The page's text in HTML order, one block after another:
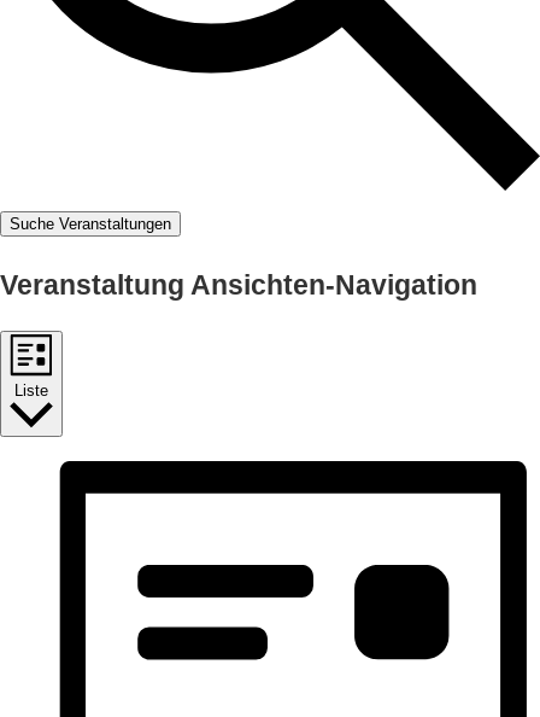
Suche Veranstaltungen
Veranstaltung Ansichten-Navigation
Liste